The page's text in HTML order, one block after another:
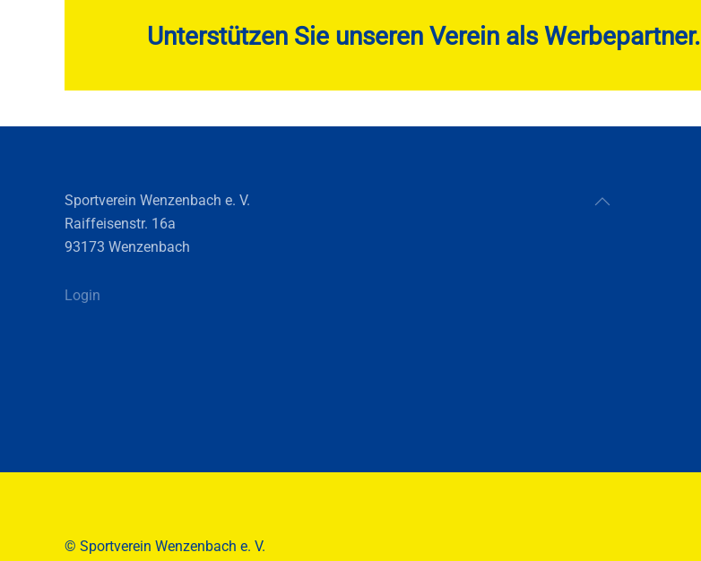
Unterstützen Sie unseren Verein als Werbepartner.
Sportverein Wenzenbach e. V.
Raiffeisenstr. 16a
93173 Wenzenbach
Login
© Sportverein Wenzenbach e. V.